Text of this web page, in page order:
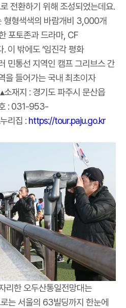
전환하기 위해 조성되었는데요.
형형색색의 바람개비 3,000개
포토존과 드라마, CF
이 밖에도 ‘임진각 평화
민통선 지역인 캠프 그리브스 간
을 들어가는 국내 최초이자
소재지 : 경기도 파주시 문산읍
: 031-953-
리집 : https://tour.paju.go.kr
리한 오두산통일전망대는
는 서울의 63빌딩까지 한눈에